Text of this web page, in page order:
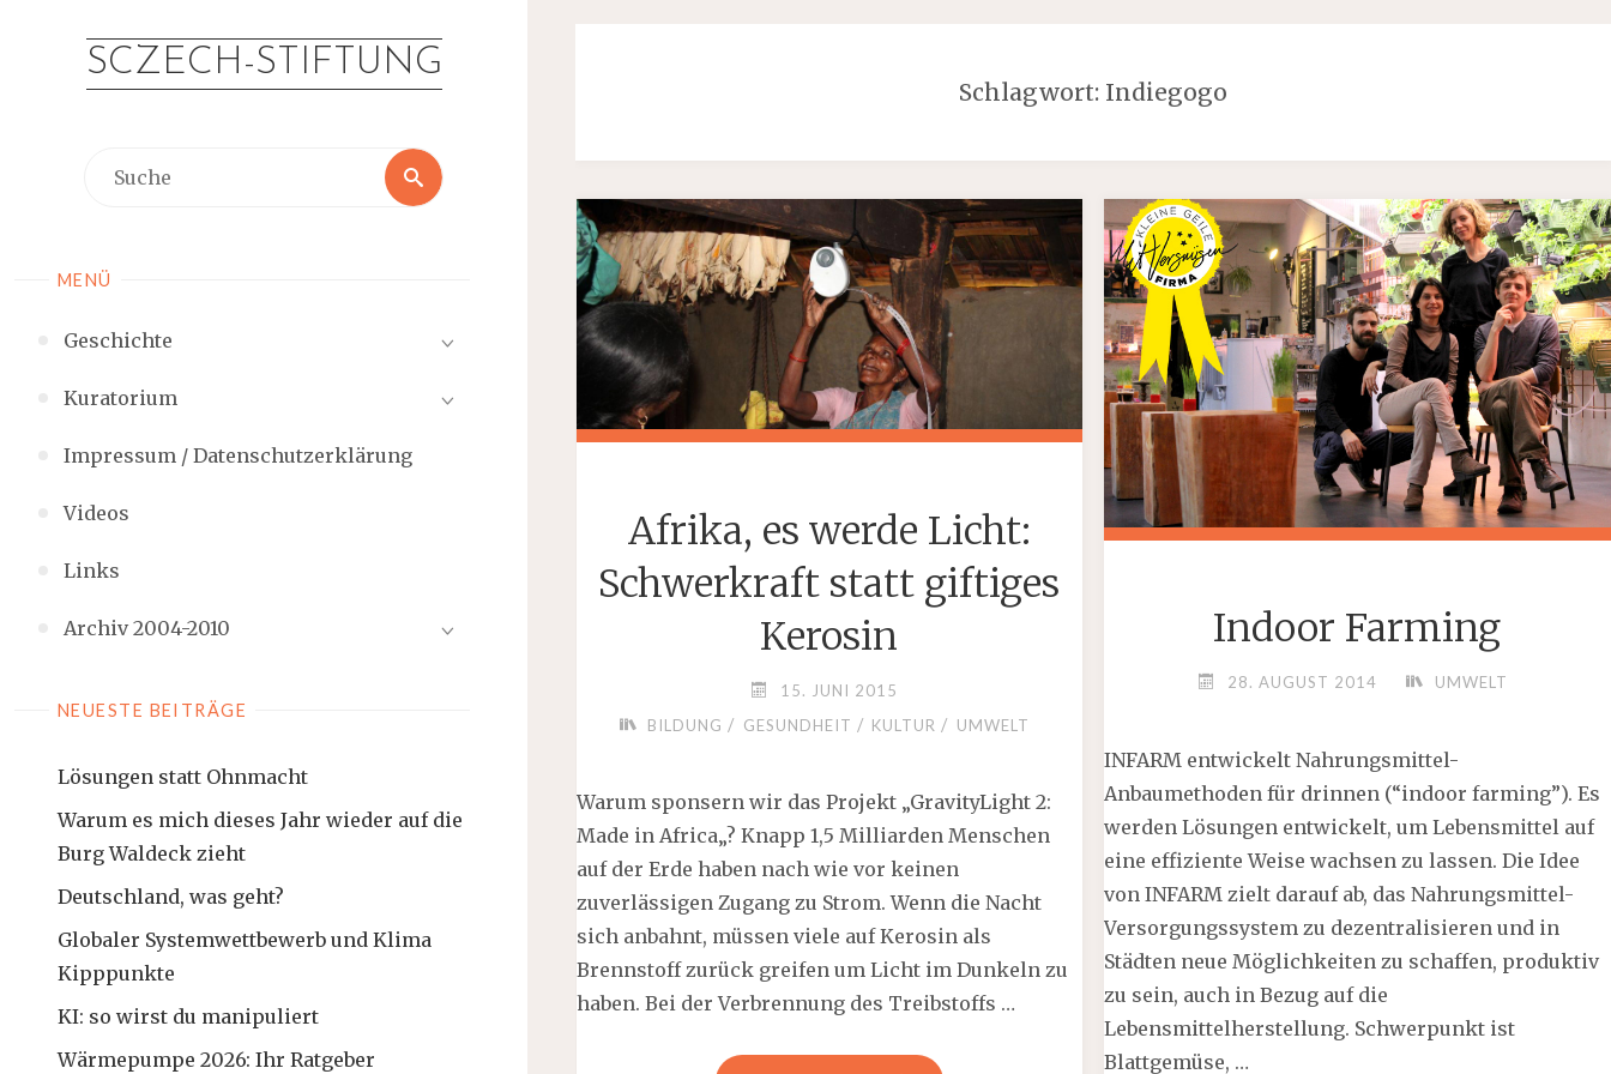
springenSCZECH-STIFTUNG
Suche
Suche
MENÜ
Geschichte
Kuratorium
Impressum / Datenschutzerklärung
Videos
Links
Archiv 2004-2010
NEUESTE BEITRÄGE
Lösungen statt Ohnmacht
Warum es mich dieses Jahr wieder auf die
Burg Waldeck zieht
Deutschland, was geht?
Globaler Systemwettbewerb und Klima
Kipppunkte
KI: so wirst du manipuliert
Wärmepumpe 2026: Ihr Ratgeber
Schlagwort: Indiegogo
Afrika, es werde Licht:
Schwerkraft statt giftiges
Kerosin
15. JUNI 2015
BILDUNG / GESUNDHEIT / KULTUR / UMWELT
Warum sponsern wir das Projekt „GravityLight 2:
Made in Africa„? Knapp 1,5 Milliarden Menschen
auf der Erde haben nach wie vor keinen
zuverlässigen Zugang zu Strom. Wenn die Nacht
sich anbahnt, müssen viele auf Kerosin als
Brennstoff zurück greifen um Licht im Dunkeln zu
haben. Bei der Verbrennung des Treibstoffs …
Indoor Farming
28. AUGUST 2014 UMWELT
INFARM entwickelt Nahrungsmittel-
Anbaumethoden für drinnen (“indoor farming”). Es
werden Lösungen entwickelt, um Lebensmittel auf
eine effiziente Weise wachsen zu lassen. Die Idee
von INFARM zielt darauf ab, das Nahrungsmittel-
Versorgungssystem zu dezentralisieren und in
Städten neue Möglichkeiten zu schaffen, produktiv
zu sein, auch in Bezug auf die
Lebensmittelherstellung. Schwerpunkt ist
Blattgemüse, …